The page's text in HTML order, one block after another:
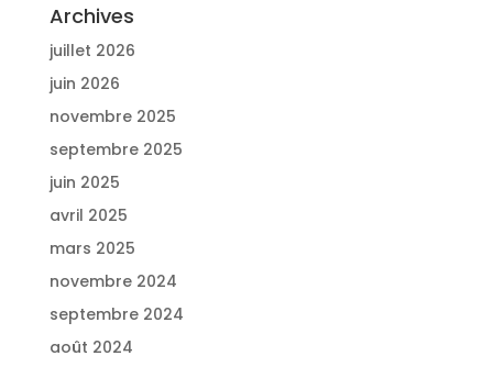
Archives
juillet 2026
juin 2026
novembre 2025
septembre 2025
juin 2025
avril 2025
mars 2025
novembre 2024
septembre 2024
août 2024